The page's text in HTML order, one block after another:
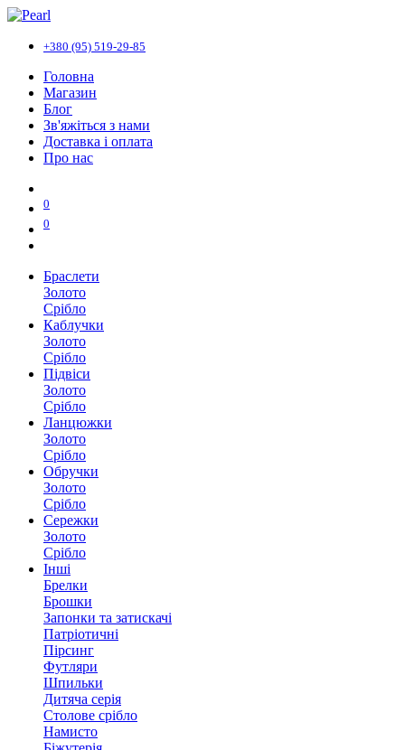
+380 (95) 519-29-85
Головна
Магазин
Блог
Зв'яжіться з нами
Доставка і оплата
Про нас
0
0
Браслети
Золото
Срібло
Каблучки
Золото
Срібло
Підвіси
Золото
Срібло
Ланцюжки
Золото
Срібло
Обручки
Золото
Срібло
Сережки
Золото
Срібло
Інші
Брелки
Брошки
Запонки та затискачі
Патріотичні
Пірсинг
Футляри
Шпильки
Дитяча серія
Столове срібло
Намисто